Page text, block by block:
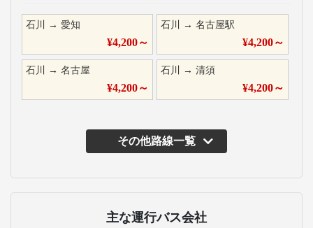
石川 → 愛知
¥4,200～
石川 →名古屋駅
¥4,200～
石川 → 名古屋
¥4,200～
石川 →清須
¥4,200～
その他路線一覧
主な運行バス会社